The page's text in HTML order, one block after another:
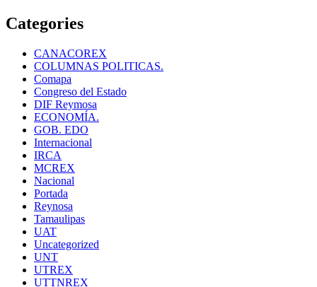
Categories
CANACOREX
COLUMNAS POLITICAS.
Comapa
Congreso del Estado
DIF Reymosa
ECONOMÍA.
GOB. EDO
Internacional
IRCA
MCREX
Nacional
Portada
Reynosa
Tamaulipas
UAT
Uncategorized
UNT
UTREX
UTTNREX